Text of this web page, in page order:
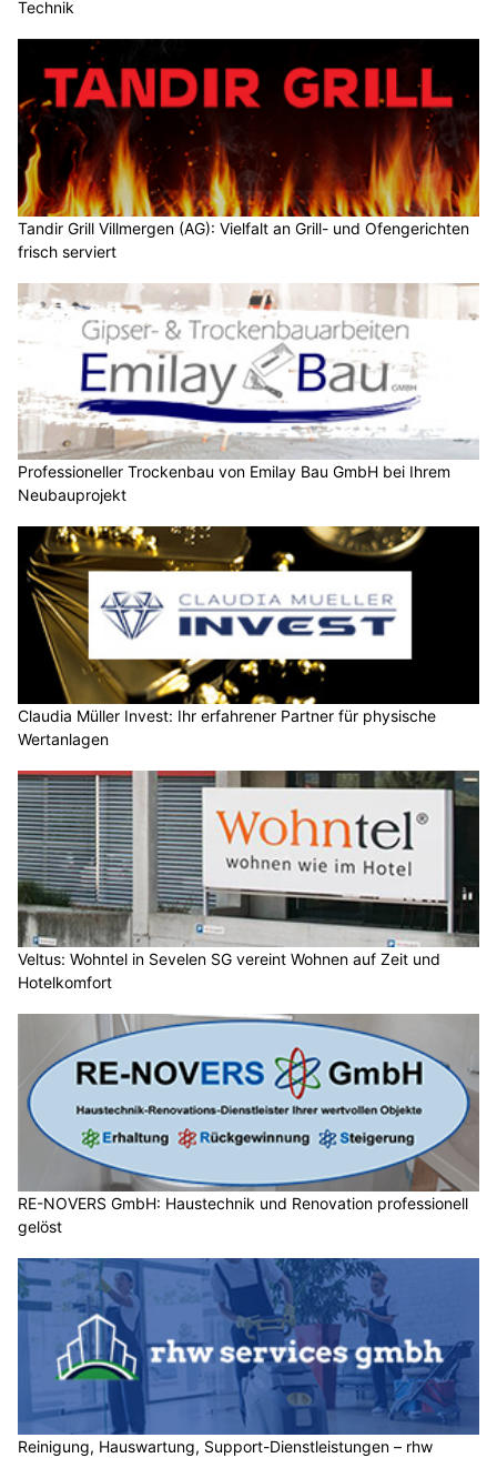
Technik
Tandir Grill Villmergen (AG): Vielfalt an Grill- und Ofengerichten
frisch serviert
Professioneller Trockenbau von Emilay Bau GmbH bei Ihrem
Neubauprojekt
Claudia Müller Invest: Ihr erfahrener Partner für physische
Wertanlagen
Veltus: Wohntel in Sevelen SG vereint Wohnen auf Zeit und
Hotelkomfort
RE-NOVERS GmbH: Haustechnik und Renovation professionell
gelöst
Reinigung, Hauswartung, Support-Dienstleistungen – rhw